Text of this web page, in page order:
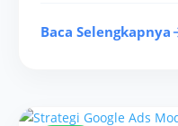
Baca Selengkapnya